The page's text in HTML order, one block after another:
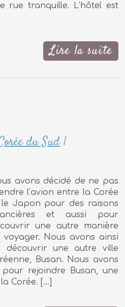
rue tranquille. L’hôtel est
Lire la suite
du Sud|
avons décidé de ne pas
l’avion entre la Corée
Japon pour des raisons
et aussi pour
une autre manière
voyager. Nous avons ainsi
découvrir une autre ville
Busan. Nous avons
rejoindre Busan, une
Corée. […]